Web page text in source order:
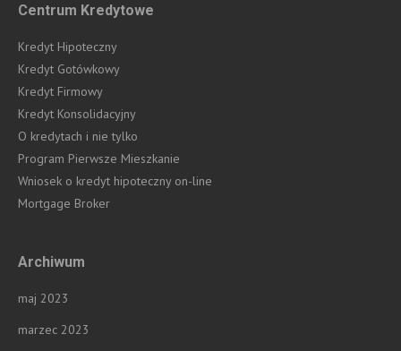
Centrum Kredytowe
Kredyt Hipoteczny
Kredyt Gotówkowy
Kredyt Firmowy
Kredyt Konsolidacyjny
O kredytach i nie tylko
Program Pierwsze Mieszkanie
Wniosek o kredyt hipoteczny on-line
Mortgage Broker
Archiwum
maj 2023
marzec 2023